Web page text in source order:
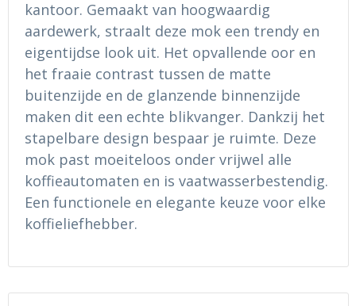
Ondergoed en Sokken
Regenkleding
Gereedschap
Schoenen
Hoofdbescherming
Gehoorbescherming
Sokken en Nachtkleding
Regenkleding
Schoenen
Gilets
kantoor. Gemaakt van hoogwaardig
aardewerk, straalt deze mok een trendy en
eigentijdse look uit. Het opvallende oor en
het fraaie contrast tussen de matte
buitenzijde en de glanzende binnenzijde
maken dit een echte blikvanger. Dankzij het
stapelbare design bespaar je ruimte. Deze
mok past moeiteloos onder vrijwel alle
koffieautomaten en is vaatwasserbestendig.
Een functionele en elegante keuze voor elke
koffieliefhebber.